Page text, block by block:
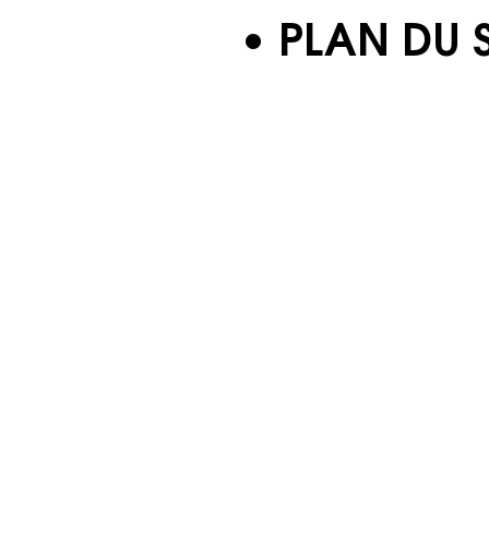
• PLAN DU